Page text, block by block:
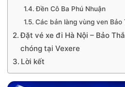
Đền Cô Ba Phú Nhuận
Các bản làng vùng ven Bảo
Đặt vé xe đi Hà Nội – Bảo
chóng tại Vexere
Lời kết